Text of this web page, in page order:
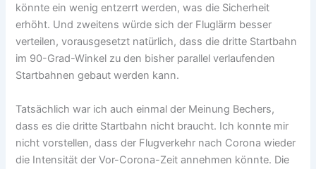
könnte ein wenig entzerrt werden, was die Sicherheit
erhöht. Und zweitens würde sich der Fluglärm besser
verteilen, vorausgesetzt natürlich, dass die dritte Startbahn
im 90-Grad-Winkel zu den bisher parallel verlaufenden
Startbahnen gebaut werden kann.
Tatsächlich war ich auch einmal der Meinung Bechers,
dass es die dritte Startbahn nicht braucht. Ich konnte mir
nicht vorstellen, dass der Flugverkehr nach Corona wieder
die Intensität der Vor-Corona-Zeit annehmen könnte. Die